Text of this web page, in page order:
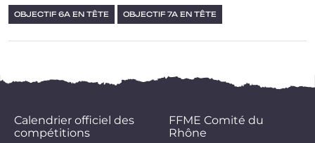
OBJECTIF 6A EN TÊTE OBJECTIF 7A EN TÊTE
Calendrier officiel des
compétitions
FFME Comité du
Rhône